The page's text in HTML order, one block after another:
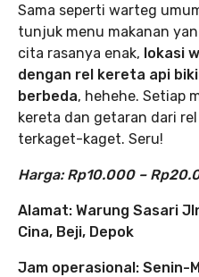
Sama seperti warteg
tunjuk menu makanan
cita rasanya enak, lokasi
dengan rel kereta api
berbeda, hehehe. Setiap
kereta dan getaran dari
terkaget-kaget. Seru!
Harga: Rp10.000 –
Alamat: Warung Sasari
Cina, Beji, Depok
Jam operasional: Senin-